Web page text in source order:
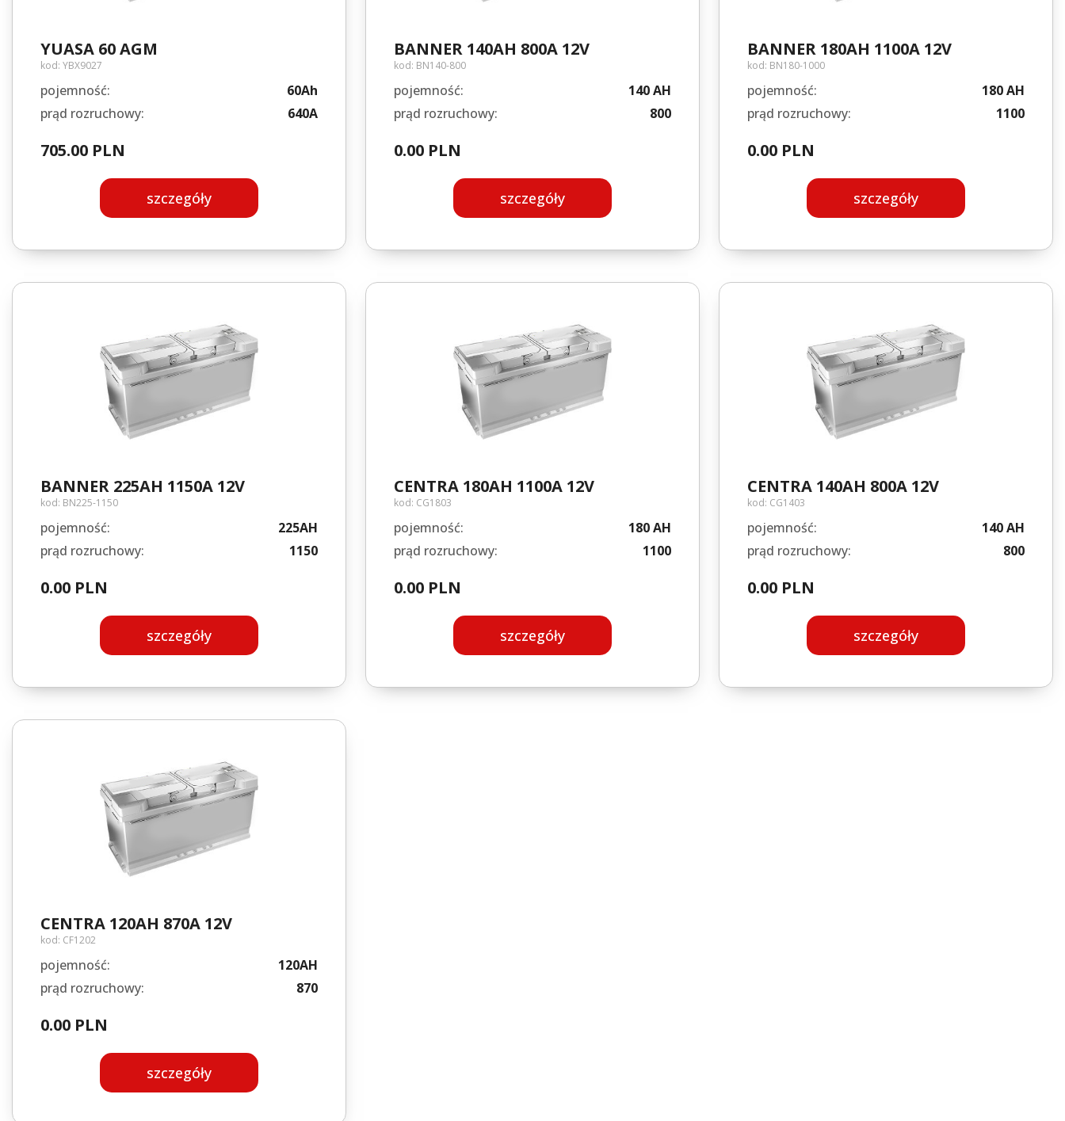
YUASA 60 AGM
kod: YBX9027
pojemność:
60Ah
prąd rozruchowy:
640A
705.00 PLN
szczegóły
BANNER 140AH 800A 12V
kod: BN140-800
pojemność:
140 AH
prąd rozruchowy:
800
0.00 PLN
szczegóły
BANNER 180AH 1100A 12V
kod: BN180-1000
pojemność:
180 AH
prąd rozruchowy:
1100
0.00 PLN
szczegóły
BANNER 225AH 1150A 12V
kod: BN225-1150
pojemność:
225AH
prąd rozruchowy:
1150
0.00 PLN
szczegóły
CENTRA 180AH 1100A 12V
kod: CG1803
pojemność:
180 AH
prąd rozruchowy:
1100
0.00 PLN
szczegóły
CENTRA 140AH 800A 12V
kod: CG1403
pojemność:
140 AH
prąd rozruchowy:
800
0.00 PLN
szczegóły
CENTRA 120AH 870A 12V
kod: CF1202
pojemność:
120AH
prąd rozruchowy:
870
0.00 PLN
szczegóły